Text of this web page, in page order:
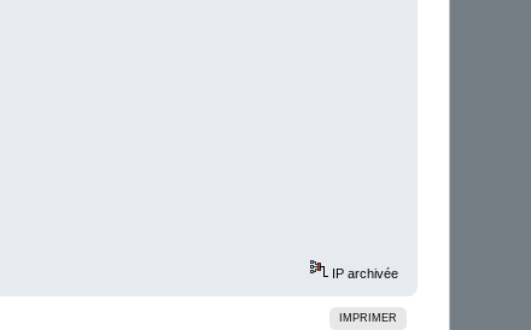
IP archivée
IMPRIMER